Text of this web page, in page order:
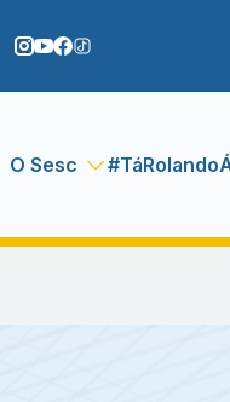
O Sesc #TáRolando